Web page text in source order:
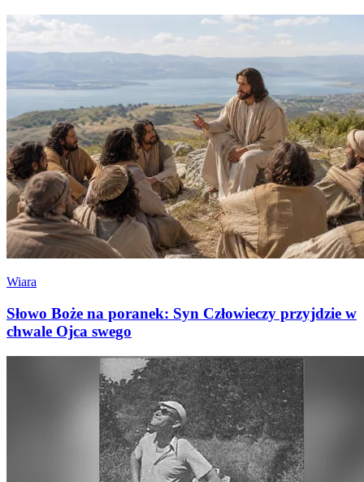
Wiara
Słowo Boże na poranek: Syn Człowieczy przyjdzie w
chwale Ojca swego